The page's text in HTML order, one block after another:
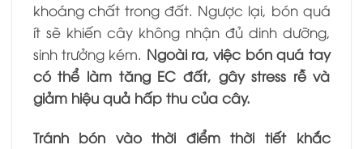
khoáng chất trong đất. Ngược lại, bón quá
ít sẽ khiến cây không nhận đủ dinh dưỡng,
sinh trưởng kém. Ngoài ra, việc bón quá tay
có thể làm tăng EC đất, gây stress rễ và
giảm hiệu quả hấp thu của cây.
Tránh bón vào thời điểm thời tiết khắc